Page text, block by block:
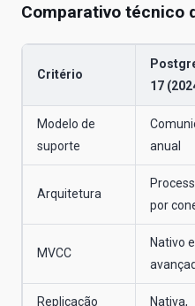
Comparativo técnico
Critério
17
Modelo de
suporte
anual
Arquitetura
por
MVCC
Nativo e
Replicação
Nativa,